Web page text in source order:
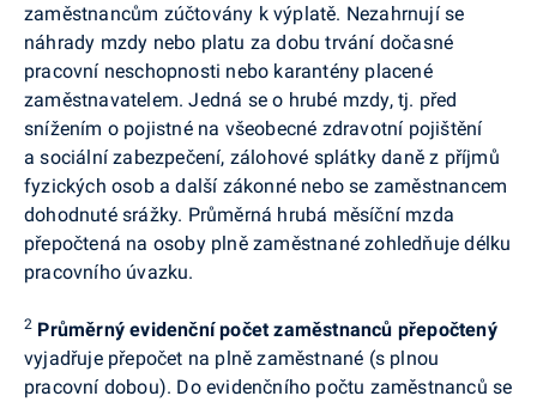
zaměstnancům zúčtovány k výplatě. Nezahrnují se
náhrady mzdy nebo platu za dobu trvání dočasné
pracovní neschopnosti nebo karantény placené
zaměstnavatelem. Jedná se o hrubé mzdy, tj. před
snížením o pojistné na všeobecné zdravotní pojištění
a sociální zabezpečení, zálohové splátky daně z příjmů
fyzických osob a další zákonné nebo se zaměstnancem
dohodnuté srážky. Průměrná hrubá měsíční mzda
přepočtená na osoby plně zaměstnané zohledňuje délku
pracovního úvazku.
2 Průměrný evidenční počet zaměstnanců přepočtený
vyjadřuje přepočet na plně zaměstnané (s plnou
pracovní dobou). Do evidenčního počtu zaměstnanců se